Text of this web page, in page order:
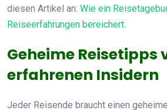
diesen Artikel an: Wie ein
Reiseerfahrungen bereichert
Geheime Reisetipps
erfahrenen Insidern
Jeder Reisende braucht einen